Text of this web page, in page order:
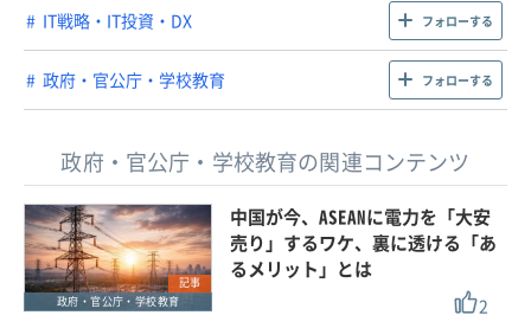
IT戦略・IT投資・DX フォローする
政府・官公庁・学校教育 フォローする
政府・官公庁・学校教育の関連コンテンツ
記事
政府・官公庁・学校教育
中国が今、ASEANに電力を「大安
売り」するワケ、裏に透ける「あ
るメリット」とは
2